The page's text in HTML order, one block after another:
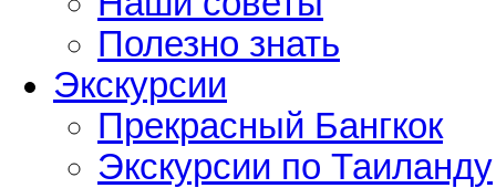
Полезно знать
Экскурсии
Прекрасный Бангкок
Экскурсии по Таиланду